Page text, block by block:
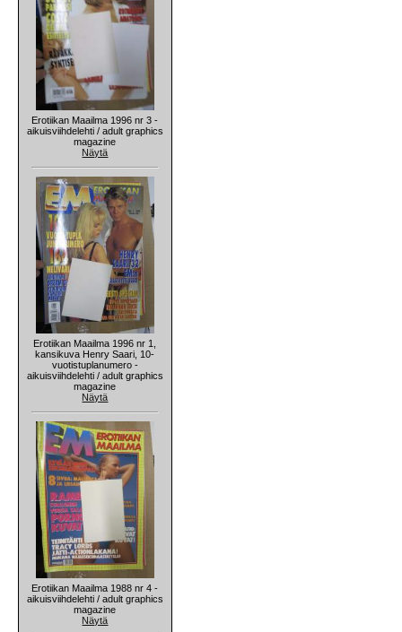
Erotiikan Maailma 1996 nr 3 -
aikuisviihdelehti / adult graphics
magazine
Näytä
Erotiikan Maailma 1996 nr 1,
kansikuva Henry Saari, 10-
vuotistuplanumero -
aikuisviihdelehti / adult graphics
magazine
Näytä
Erotiikan Maailma 1988 nr 4 -
aikuisviihdelehti / adult graphics
magazine
Näytä